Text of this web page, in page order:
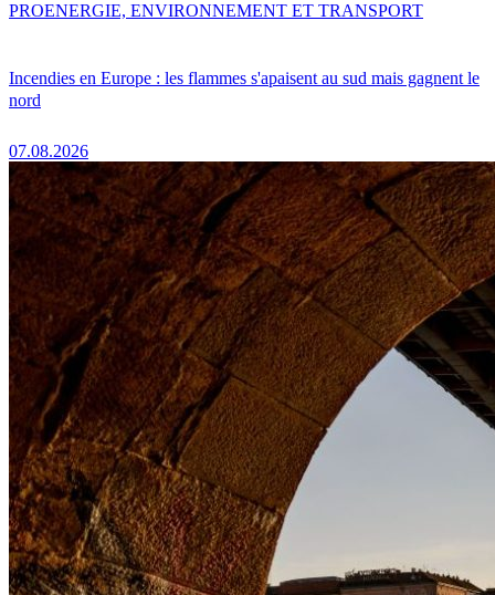
Incendies en Europe : les flammes s'apaisent au sud mais gagnent le
nord
07.08.2026
PROENERGIE, ENVIRONNEMENT ET TRANSPORT